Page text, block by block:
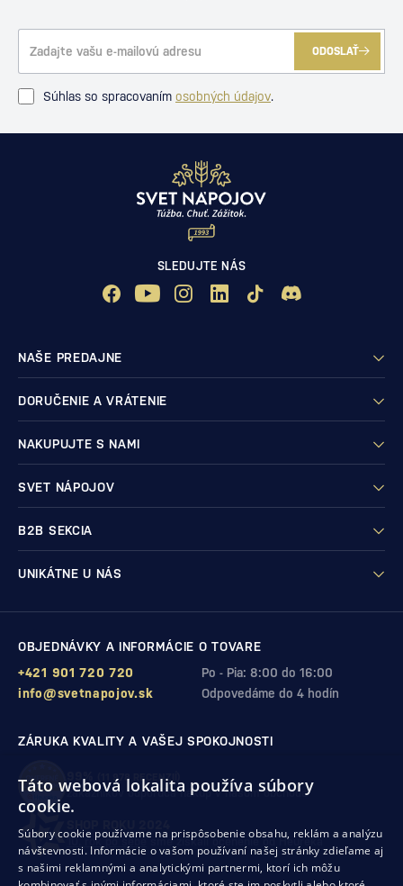
ODOSLAŤ
Súhlas so spracovaním osobných údajov.
SLEDUJTE NÁS
NAŠE PREDAJNE
DORUČENIE A VRÁTENIE
NAKUPUJTE S NAMI
SVET NÁPOJOV
B2B SEKCIA
UNIKÁTNE U NÁS
OBJEDNÁVKY A INFORMÁCIE O TOVARE
Po - Pia: 8:00 do 16:00
+421 901 720 720
Odpovedáme do 4 hodín
info@svetnapojov.sk
ZÁRUKA KVALITY A VAŠEJ SPOKOJNOSTI
99% (11 978 RECENZIÍ)
zákazníkov odporúča nákup v našom obchode
10. rok po sebesme získali ocenenie od Heureka
Táto webová lokalita používa súbory
cookie.
Súbory cookie používame na prispôsobenie obsahu, reklám a analýzu
návštevnosti. Informácie o vašom používaní našej stránky zdieľame aj
s našimi reklamnými a analytickými partnermi, ktorí ich môžu